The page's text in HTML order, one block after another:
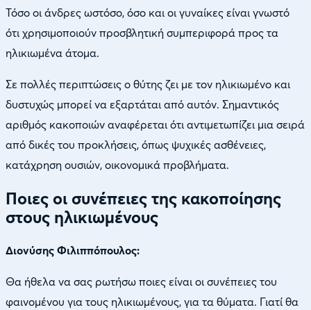
Τόσο οι άνδρες ωστόσο, όσο και οι γυναίκες είναι γνωστό
ότι χρησιμοποιούν προσβλητική συμπεριφορά προς τα
ηλικιωμένα άτομα.
Σε πολλές περιπτώσεις ο θύτης ζει με τον ηλικιωμένο και
δυστυχώς μπορεί να εξαρτάται από αυτόν. Σημαντικός
αριθμός κακοποιών αναφέρεται ότι αντιμετωπίζει μια σειρά
από δικές του προκλήσεις, όπως ψυχικές ασθένειες,
κατάχρηση ουσιών, οικονομικά προβλήματα.
Ποιες οι συνέπειες της κακοποίησης
στους ηλικιωμένους
Διονύσης Φιλιππόπουλος:
Θα ήθελα να σας ρωτήσω ποιες είναι οι συνέπειες του
φαινομένου για τους ηλικιωμένους, για τα θύματα. Γιατί θα